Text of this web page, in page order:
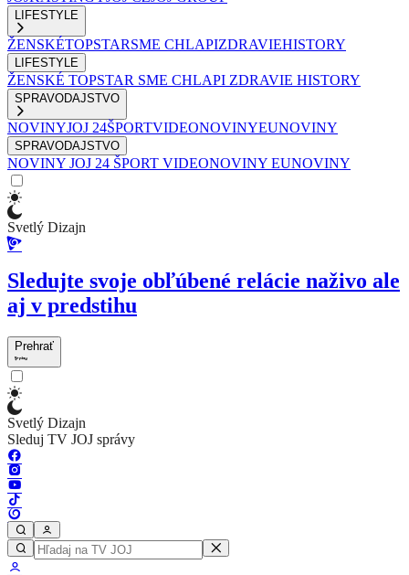
LIFESTYLE
ŽENSKÉTOPSTARSME CHLAPIZDRAVIEHISTORY
LIFESTYLE
ŽENSKÉ TOPSTAR SME CHLAPI ZDRAVIE HISTORY
SPRAVODAJSTVO
NOVINYJOJ 24ŠPORTVIDEONOVINYEUNOVINY
SPRAVODAJSTVO
NOVINY JOJ 24 ŠPORT VIDEONOVINY EUNOVINY
Svetlý Dizajn
Sledujte svoje obľúbené relácie naživo ale
aj v predstihu
Prehrať
Svetlý Dizajn
Sleduj TV JOJ správy